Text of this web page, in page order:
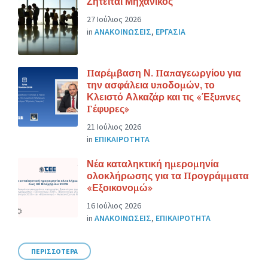
27 Ιούλιος 2026
in ΑΝΑΚΟΙΝΩΣΕΙΣ, ΕΡΓΑΣΙΑ
Παρέμβαση Ν. Παπαγεωργίου για
την ασφάλεια υποδομών, το
Κλειστό Αλκαζάρ και τις «Έξυπνες
Γέφυρες»
21 Ιούλιος 2026
in ΕΠΙΚΑΙΡΟΤΗΤΑ
Νέα καταληκτική ημερομηνία
ολοκλήρωσης για τα Προγράμματα
«Εξοικονομώ»
16 Ιούλιος 2026
in ΑΝΑΚΟΙΝΩΣΕΙΣ, ΕΠΙΚΑΙΡΟΤΗΤΑ
ΠΕΡΙΣΣΟΤΕΡΑ